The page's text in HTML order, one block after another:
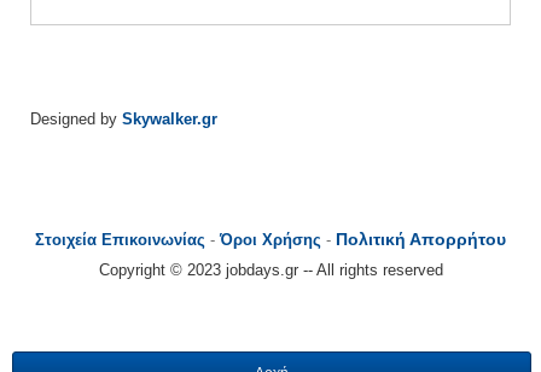
Designed by Skywalker.gr
Στοιχεία Επικοινωνίας -Όροι Χρήσης - Πολιτική Απορρήτου
Copyright © 2023 jobdays.gr -- All rights reserved